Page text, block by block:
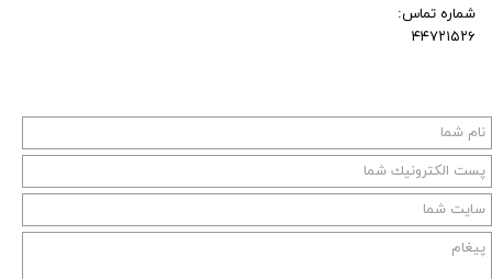
شماره تماس:
۴۴۷۲۱۵۲۶